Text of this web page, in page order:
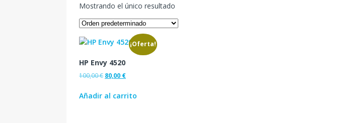
Mostrando el único resultado
¡Oferta!
HP Envy 4520
100,00€ 80,00 €
Añadir al carrito